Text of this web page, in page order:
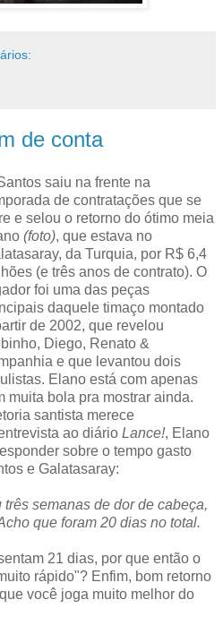
de conta
saiu na frente na
de contratações que se
e selou o retorno do ótimo meia
(foto), que estava no
da Turquia, por R$ 6,4
(e três anos de contrato). O
foi uma das peças
daquele timaço montado
de 2002, que revelou
Diego, Renato &
e que levantou dois
Elano está com apenas
muita bola pra mostrar ainda.
santista merece
ao diário Lance!, Elano
sobre o tempo gasto
e Galatasaray:
semanas de dor de cabeça,
que foram 20 dias no total.
21 dias, por que então o
rápido"? Enfim, bom retorno
você joga muito melhor do